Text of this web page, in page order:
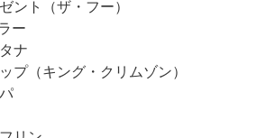
ント（ザ・フー）
ー
ナ
プ（キング・クリムゾン）